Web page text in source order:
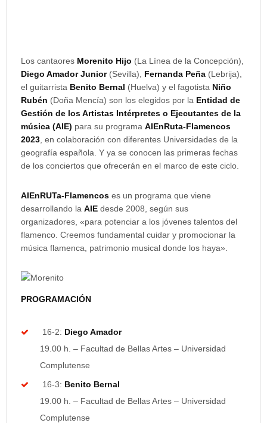
Los cantaores Morenito Hijo (La Línea de la Concepción),
Diego Amador Junior(Sevilla), Fernanda Peña (Lebrija),
el guitarrista Benito Bernal (Huelva) y el fagotista Niño
Rubén (Doña Mencía) son los elegidos por la Entidad de
Gestión de los Artistas Intérpretes o Ejecutantes de la
música (AIE) para su programa AIEnRuta-Flamencos
2023 , en colaboración con diferentes Universidades de la
geografía española. Y ya se conocen las primeras fechas
de los conciertos que ofrecerán en el marco de este ciclo.
AIEnRUTa-Flamencos es un programa que viene
desarrollando la AIE desde 2008, según sus
organizadores, «para potenciar a los jóvenes talentos del
flamenco. Creemos fundamental cuidar y promocionar la
música flamenca, patrimonio musical donde los haya».
PROGRAMACIÓN
16-2: Diego Amador
19.00 h. – Facultad de Bellas Artes – Universidad
Complutense
16-3: Benito Bernal
19.00 h. – Facultad de Bellas Artes – Universidad
Complutense